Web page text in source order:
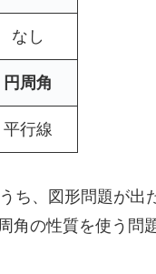
なし
円周角
平行線
ち、図形問題が出
角の性質を使う問